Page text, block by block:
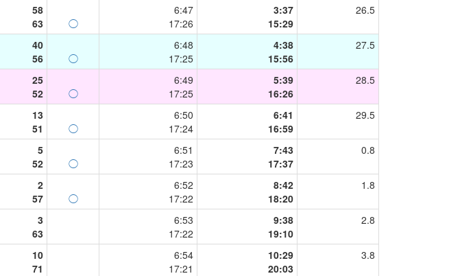
58
63
◯
6:47
17:26
3:37
15:29
26.5
40
56
◯
6:48
17:25
4:38
15:56
27.5
25
52
◯
6:49
17:25
5:39
16:26
28.5
13
51
◯
6:50
17:24
6:41
16:59
29.5
5
52
◯
6:51
17:23
7:43
17:37
0.8
2
57
◯
6:52
17:22
8:42
18:20
1.8
3
63
6:53
17:22
9:38
19:10
2.8
10
71
6:54
17:21
10:29
20:03
3.8